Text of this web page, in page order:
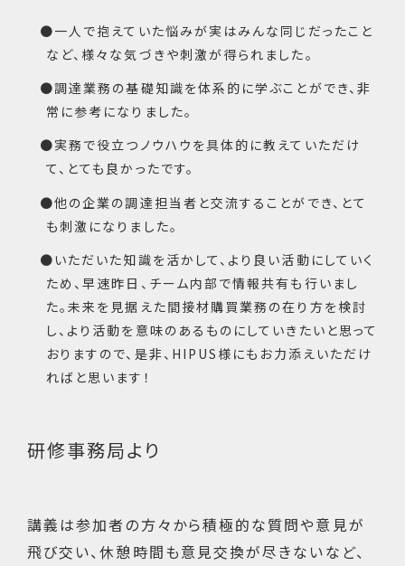
一人で抱えていた悩みが実はみんな同じだったこと
など、様々な気づきや刺激が得られました。
調達業務の基礎知識を体系的に学ぶことができ、非
常に参考になりました。
実務で役立つノウハウを具体的に教えていただけ
て、とても良かったです。
他の企業の調達担当者と交流することができ、とて
も刺激になりました。
いただいた知識を活かして、より良い活動にしていく
ため、早速昨日、チーム内部で情報共有も行いまし
た。未来を見据えた間接材購買業務の在り方を検討
し、より活動を意味のあるものにしていきたいと思って
おりますので、是非、HIPUS様にもお力添えいただけ
ればと思います！
研修事務局より
講義は参加者の方々から積極的な質問や意見が
飛び交い、休憩時間も意見交換が尽きないなど、